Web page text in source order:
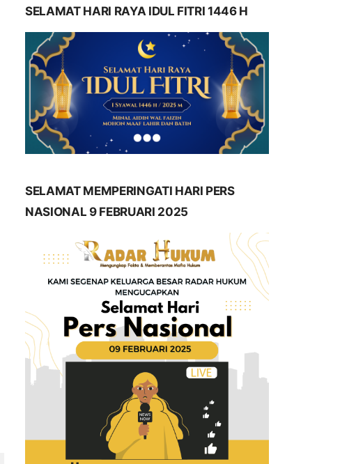
SELAMAT HARI RAYA IDUL FITRI 1446 H
SELAMAT MEMPERINGATI HARI PERS
NASIONAL 9 FEBRUARI 2025